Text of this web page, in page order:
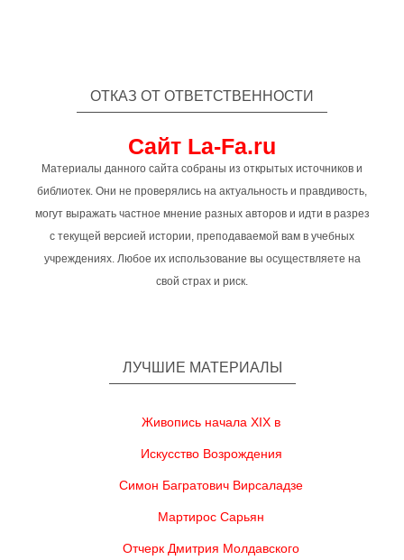
ОТКАЗ ОТ ОТВЕТСТВЕННОСТИ
Сайт La-Fa.ru
Материалы данного сайта собраны из открытых источников и
библиотек. Они не проверялись на актуальность и правдивость,
могут выражать частное мнение разных авторов и идти в разрез
с текущей версией истории, преподаваемой вам в учебных
учреждениях. Любое их использование вы осуществляете на
свой страх и риск.
ЛУЧШИЕ МАТЕРИАЛЫ
Живопись начала XIX в
Искусство Возрождения
Симон Багратович Вирсаладзе
Мартирос Сарьян
Отчерк Дмитрия Молдавского